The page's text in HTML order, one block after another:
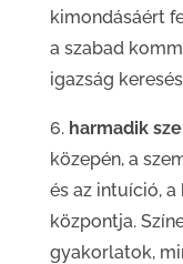
kimondásáért
a szabad
igazság
6. harmadik
közepén, a
és az intuíció,
központja.
gyakorlatok,